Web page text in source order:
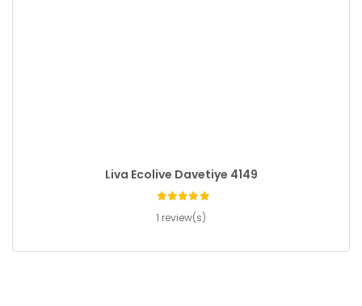
Liva Ecolive Davetiye 4149
1 review(s)